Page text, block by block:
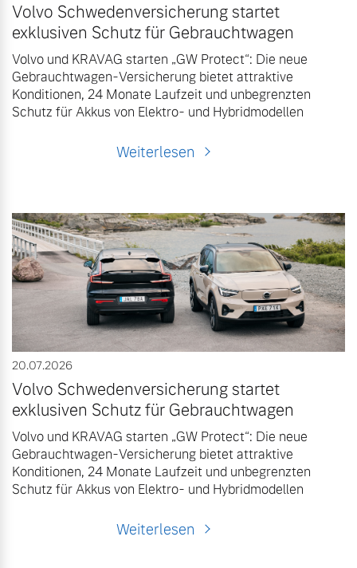
Volvo Selekt
Gebrauchtwagen
Die Neuwagenalternative
Mehr erfahren
Mehr erfahren
Frühjahrscheck
Entdecken Sie unsere
saisonalen Angebote.
Mehr erfahren
Versicherung
Volvo Schwedenversicherung startet
exklusiven Schutz für Gebrauchtwagen
Volvo und KRAVAG starten „GW Protect“: Die neue
Gebrauchtwagen-Versicherung bietet attraktive
Konditionen, 24 Monate Laufzeit und unbegrenzten
Schutz für Akkus von Elektro- und Hybridmodellen
Weiterlesen
20.07.2026
Volvo Schwedenversicherung startet
exklusiven Schutz für Gebrauchtwagen
Volvo und KRAVAG starten „GW Protect“: Die neue
Gebrauchtwagen-Versicherung bietet attraktive
Konditionen, 24 Monate Laufzeit und unbegrenzten
Schutz für Akkus von Elektro- und Hybridmodellen
Weiterlesen